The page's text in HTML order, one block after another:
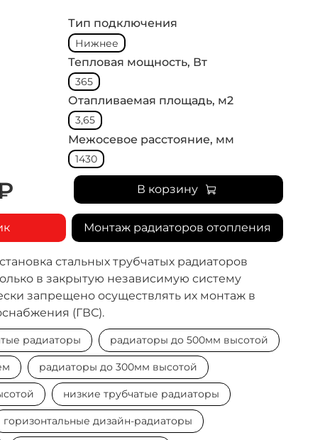
Тип подключения
Нижнее
Тепловая мощность, Вт
365
Отапливаемая площадь, м2
3,65
Межосевое расстояние, мм
1430
В корзину
Монтаж радиаторов отопления
стальных трубчатых радиаторов
в закрытую независимую систему
запрещено осуществлять их монтаж в
(ГВС).
радиаторы радиаторы до 500мм высотой
радиаторы до 300мм высотой
низкие трубчатые радиаторы
горизонтальные дизайн-радиаторы